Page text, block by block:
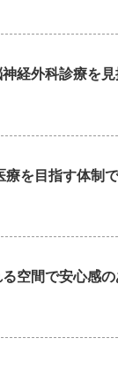
経外科診療を
療を目指す体制
空間で安心感